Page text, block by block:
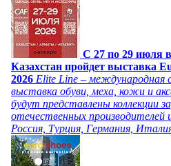
C 27 по 29 июля
Казахстан пройдет выставка
2026 Elite Line – международная
выставка обуви, меха, кожи и
будут представлены коллекции
отечественных производителей
Россия, Турция, Германия,